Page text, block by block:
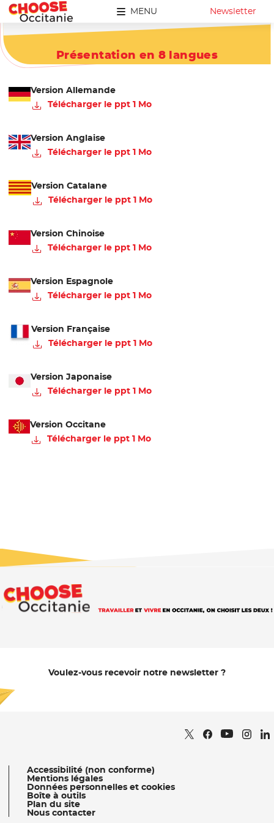
MENU Newsletter
Présentation en 8 langues
Version Allemande
Télécharger le ppt 1 Mo
Version Anglaise
Télécharger le ppt 1 Mo
Version Catalane
Télécharger le ppt 1 Mo
Version Chinoise
Télécharger le ppt 1 Mo
Version Espagnole
Télécharger le ppt 1 Mo
Version Française
Télécharger le ppt 1 Mo
Version Japonaise
Télécharger le ppt 1 Mo
Version Occitane
Télécharger le ppt 1 Mo
Voulez-vous recevoir notre newsletter ?
Retrouvez nous sur
- Nouvelle fenêtre
Retrouvez
- Nouvelle
Retrouvez
- -
Accessibilité (non conforme)
Mentions légales
Données personnelles et cookies
Boîte à outils
Plan du site
Nous contacter